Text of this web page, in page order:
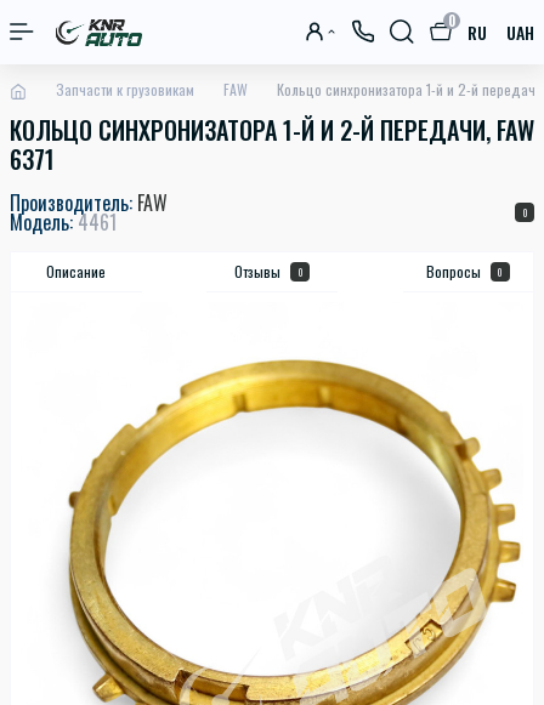
0 RU UAH
Запчасти к грузовикам FAW Кольцо синхронизатора 1-й и 2-й
КОЛЬЦО СИНХРОНИЗАТОРА 1-Й И 2-Й ПЕРЕДАЧИ, FAW
6371
Производитель: FAW
Модель:4461 0
Описание Отзывы 0 Вопросы 0